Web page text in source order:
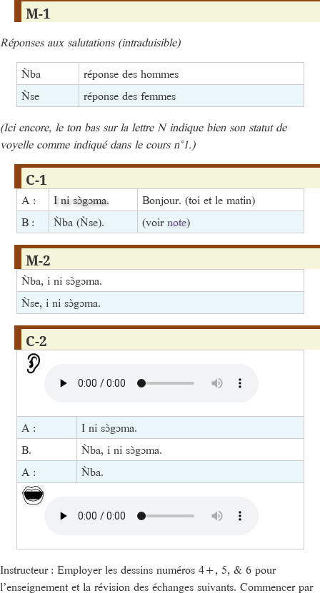
M-1
Réponses aux salutations (intraduisible)
Ǹba
réponse des hommes
Ǹse
réponse des femmes
(Ici encore, le ton bas sur la lettre N indique bien son statut de
voyelle comme indiqué dans le cours n°1.)
C-1
A : I ni sɔ̀gɔma.
Bonjour. (toi et le matin)
B :
Ǹba (Ǹse). (voirnote)
M-2
Ǹba, i ni sɔ̀gɔma.
Ǹse, i ni sɔ̀gɔma.
C-2
A :
I ni sɔ̀gɔma.
B.
Ǹba, i ni sɔ̀gɔma.
A :
Ǹba.
Instructeur : Employer les dessins numéros 4+, 5, & 6 pour
l’enseignement et la révision des échanges suivants. Commencer par